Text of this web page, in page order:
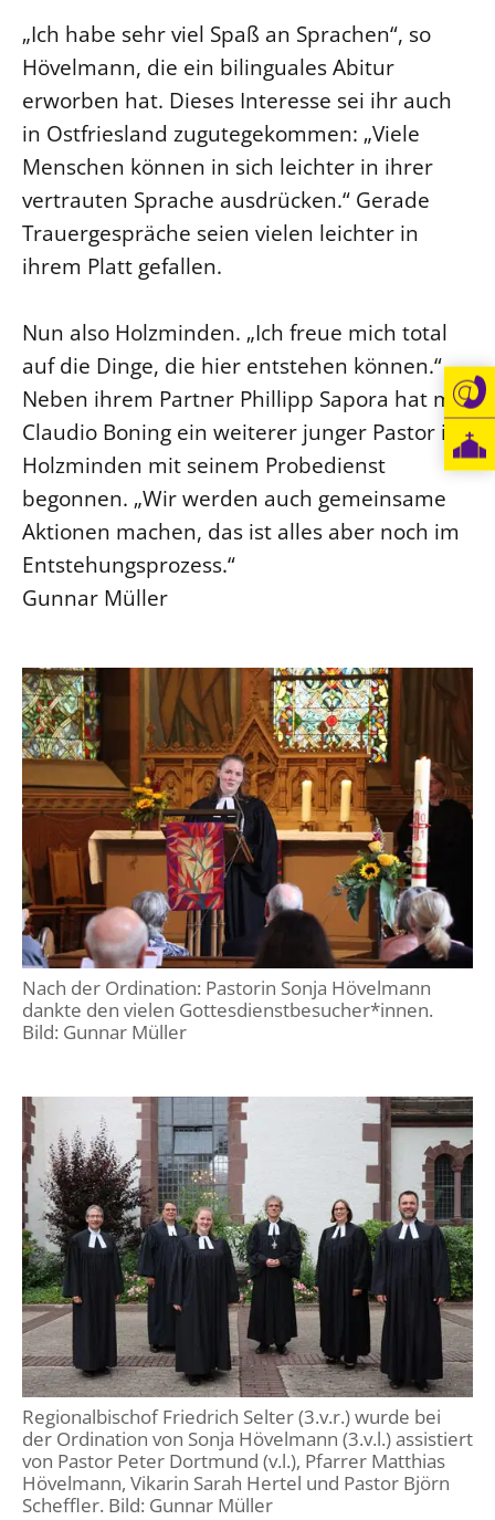
„Ich habe sehr viel Spaß an Sprachen“, so
Hövelmann, die ein bilinguales Abitur
erworben hat. Dieses Interesse sei ihr auch
in Ostfriesland zugutegekommen: „Viele
Menschen können in sich leichter in ihrer
vertrauten Sprache ausdrücken.“ Gerade
Trauergespräche seien vielen leichter in
ihrem Platt gefallen.
Nun also Holzminden. „Ich freue mich total
auf die Dinge, die hier entstehen können.“
Neben ihrem Partner Phillipp Sapora hat mit
Claudio Boning ein weiterer junger Pastor in
Holzminden mit seinem Probedienst
begonnen. „Wir werden auch gemeinsame
Aktionen machen, das ist alles aber noch im
Entstehungsprozess.“
Gunnar Müller
Nach der Ordination: Pastorin Sonja Hövelmann
dankte den vielen Gottesdienstbesucher*innen.
Bild: Gunnar Müller
Regionalbischof Friedrich Selter (3.v.r.) wurde bei
der Ordination von Sonja Hövelmann (3.v.l.) assistiert
von Pastor Peter Dortmund (v.l.), Pfarrer Matthias
Hövelmann, Vikarin Sarah Hertel und Pastor Björn
Scheffler. Bild: Gunnar Müller
Öffentlichkeitsarbeit
Personalausschuss
Projektmanagement
Recht
Terminstundenplaner